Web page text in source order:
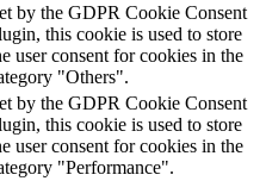
by the GDPR Cookie Consent
this cookie is used to store
user consent for cookies in the
"Others".
by the GDPR Cookie Consent
this cookie is used to store
user consent for cookies in the
"Performance".